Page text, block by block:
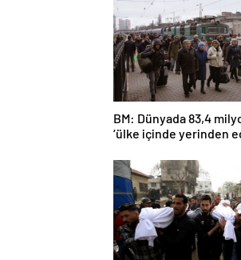
BM: Dünyada 83,4
‘ülke içinde yerinden
olarak yaşıyor